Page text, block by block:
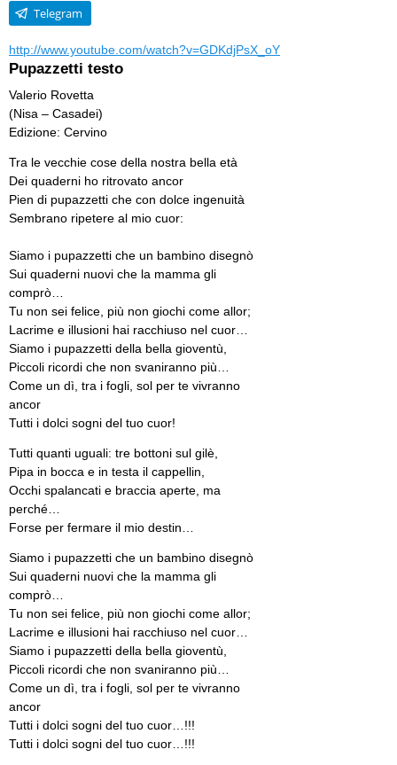
Telegram
http://www.youtube.com/watch?v=GDKdjPsX_oY
Pupazzetti testo
Valerio Rovetta
(Nisa – Casadei)
Edizione: Cervino
Tra le vecchie cose della nostra bella età
Dei quaderni ho ritrovato ancor
Pien di pupazzetti che con dolce ingenuità
Sembrano ripetere al mio cuor:
Siamo i pupazzetti che un bambino disegnò
Sui quaderni nuovi che la mamma gli
comprò…
Tu non sei felice, più non giochi come allor;
Lacrime e illusioni hai racchiuso nel cuor…
Siamo i pupazzetti della bella gioventù,
Piccoli ricordi che non svaniranno più…
Come un dì, tra i fogli, sol per te vivranno
ancor
Tutti i dolci sogni del tuo cuor!
Tutti quanti uguali: tre bottoni sul gilè,
Pipa in bocca e in testa il cappellin,
Occhi spalancati e braccia aperte, ma
perché…
Forse per fermare il mio destin…
Siamo i pupazzetti che un bambino disegnò
Sui quaderni nuovi che la mamma gli
comprò…
Tu non sei felice, più non giochi come allor;
Lacrime e illusioni hai racchiuso nel cuor…
Siamo i pupazzetti della bella gioventù,
Piccoli ricordi che non svaniranno più…
Come un dì, tra i fogli, sol per te vivranno
ancor
Tutti i dolci sogni del tuo cuor…!!!
Tutti i dolci sogni del tuo cuor…!!!